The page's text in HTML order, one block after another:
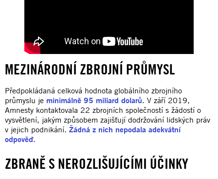
MEZINÁRODNÍ ZBROJNÍ PRŮMYSL
Předpokládaná celková hodnota globálního zbrojního
průmyslu je minimálně 95 miliard dolarů. V září 2019,
Amnesty kontaktovala 22 zbrojních společností s žádostí o
vysvětlení, jakým způsobem zajišťují dodržování lidských práv
v jejich podnikání. Žádná z nich nepodala adekvátní
odpověď.
ZBRANĚ S NEROZLIŠUJÍCÍMI ÚČINKY